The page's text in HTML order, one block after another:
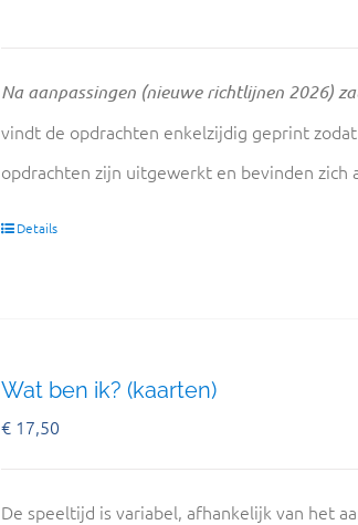
Na aanpassingen (nieuwe richtlijnen 2026)
vindt de opdrachten enkelzijdig geprint
opdrachten zijn uitgewerkt en bevinden zich
Details
Wat ben ik? (kaarten)
€17,50
De speeltijd is variabel, afhankelijk van het